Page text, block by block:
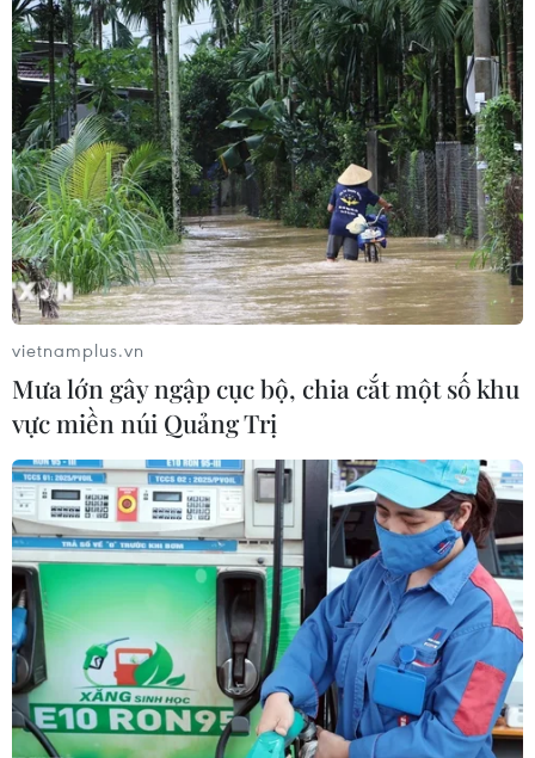
TIN CÙNG CHUYÊN MỤC
vietnamplus.vn
Mưa lớn gây ngập cục bộ, chia cắt một số khu
vực miền núi Quảng Trị